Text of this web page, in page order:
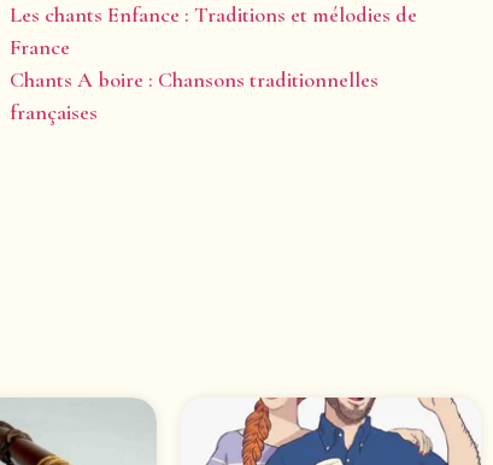
Les chants Enfance : Traditions et mélodies de
France
Chants A boire : Chansons traditionnelles
françaises